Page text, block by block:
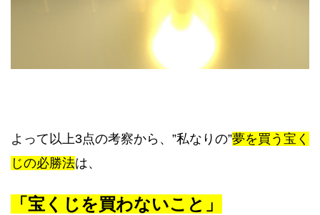
よって以上3点の考察から、”私なりの”夢を買う宝く
じの必勝法は、
「宝くじを買わないこと」